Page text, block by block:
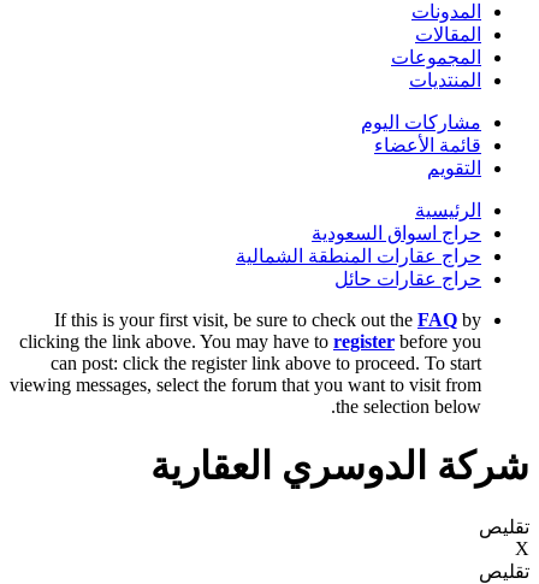
المدونات
المقالات
المجموعات
المنتديات
مشاركات اليوم
قائمة الأعضاء
التقويم
الرئيسية
حراج اسواق السعودية
حراج عقارات المنطقة الشمالية
حراج عقارات حائل
If this is your first visit, be sure to check out the FAQ by
clicking the link above. You may have to register before you
can post: click the register link above to proceed. To start
viewing messages, select the forum that you want to visit from
the selection below.
شركة الدوسري العقارية
تقليص
X
تقليص